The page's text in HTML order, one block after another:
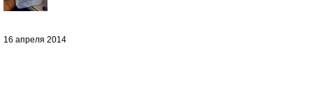
16 апреля 2014